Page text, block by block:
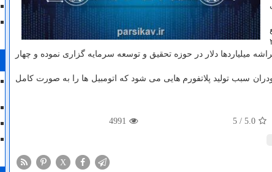
۲۰۰
میلیاردها دلار در حوزه تحقیق و توسعه سرمایه گزاری نموده و چهار
سبب تولید پلاتفورم هایی می شود كه اتومبیل ها را به صورت كامل
5.0
/ 5
4991
X